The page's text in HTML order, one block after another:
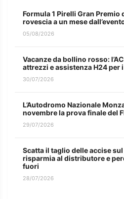
Formula 1 Pirelli Gran Premio
rovescia a un mese
05/08/2026
Vacanze da bollino rosso:
attrezzi e assistenza H24 per
30/07/2026
L’Autodromo Nazionale
novembre la prova finale del
29/07/2026
Scatta il taglio delle accise
risparmia al distributore e
fuori
28/07/2026